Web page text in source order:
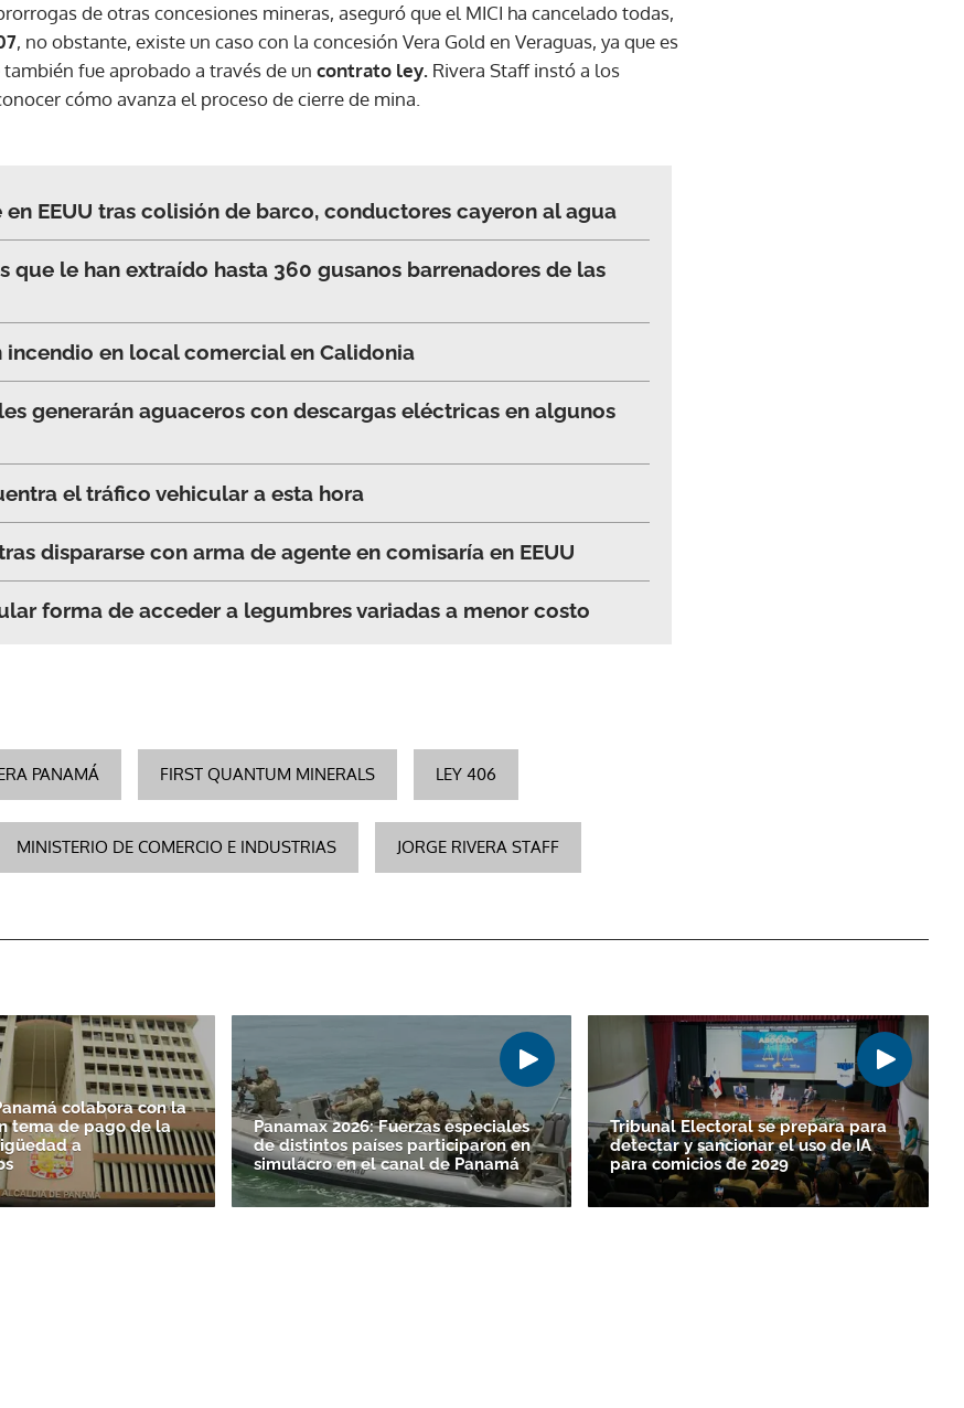
de otras concesiones mineras, aseguró que el MICI ha cancelado todas,
, no obstante, existe un caso con la concesión Vera Gold en Veraguas, ya que es
fue aprobado a través de un contrato ley. Rivera Staff instó a los
cómo avanza el proceso de cierre de mina.
EEUU tras colisión de barco, conductores cayeron al agua
que le han extraído hasta 360 gusanos barrenadores de las
en local comercial en Calidonia
generarán aguaceros con descargas eléctricas en algunos
el tráfico vehicular a esta hora
dispararse con arma de agente en comisaría en EEUU
forma de acceder a legumbres variadas a menor costo
PANAMÁ FIRST QUANTUM MINERALS LEY 406
MINISTERIO DE COMERCIO E INDUSTRIAS JORGE RIVERA STAFF
colabora con la
tema de pago de la
a
Panamax 2026: Fuerzas especiales
de distintos países participaron en
simulacro en el canal de Panamá
Tribunal Electoral se prepara para
detectar y sancionar el uso de IA
para comicios de 2029